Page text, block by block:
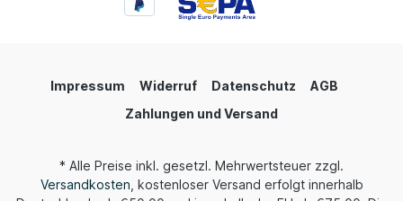
Impressum Widerruf Datenschutz
AGB
Zahlungen und Versand
* Alle Preise inkl. gesetzl. Mehrwertsteuer zzgl.
Versandkosten , kostenloser Versand erfolgt innerhalb